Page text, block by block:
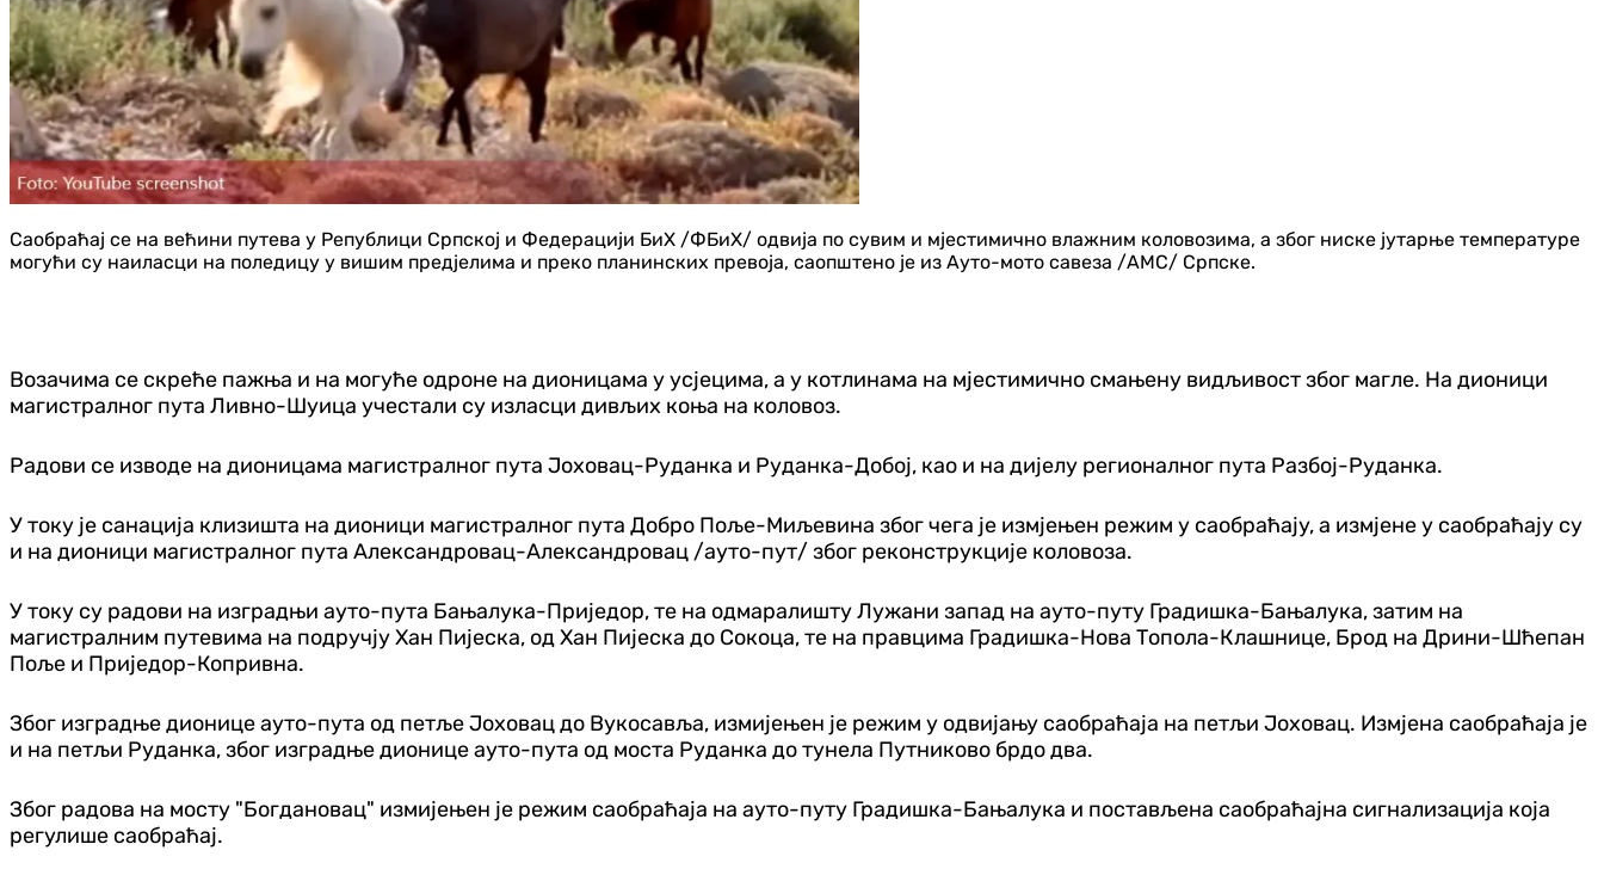
Саобраћај се на већини путева у Републици Српској и Федерацији БиХ /ФБиХ/ одвија по сувим и мјестимично влажним коловозима, а због ниске јутарње температуре
могући су наиласци на поледицу у вишим предјелима и преко планинских превоја, саопштено је из Ауто-мото савеза /АМС/ Српске.
Возачима се скреће пажња и на могуће одроне на дионицама у усјецима, а у котлинама на мјестимично смањену видљивост због магле. На дионици
магистралног пута Ливно-Шуица учестали су изласци дивљих коња на коловоз.
Радови се изводе на дионицама магистралног пута Јоховац-Руданка и Руданка-Добој, као и на дијелу регионалног пута Разбој-Руданка.
У току је санација клизишта на дионици магистралног пута Добро Поље-Миљевина због чега је измјењен режим у саобраћају, а измјене у саобраћају су
и на дионици магистралног пута Александровац-Александровац /ауто-пут/ због реконструкције коловоза.
У току су радови на изградњи ауто-пута Бањалука-Приједор, те на одмаралишту Лужани запад на ауто-путу Градишка-Бањалука, затим на
магистралним путевима на подручју Хан Пијеска, од Хан Пијеска до Сокоца, те на правцима Градишка-Нова Топола-Клашнице, Брод на Дрини-Шћепан
Поље и Приједор-Копривна.
Због изградње дионице ауто-пута од петље Јоховац до Вукосавља, измијењен је режим у одвијању саобраћаја на петљи Јоховац. Измјена саобраћаја је
и на петљи Руданка, због изградње дионице ауто-пута од моста Руданка до тунела Путниково брдо два.
Због радова на мосту "Богдановац" измијењен је режим саобраћаја на ауто-путу Градишка-Бањалука и постављена саобраћајна сигнализација која
регулише саобраћај.